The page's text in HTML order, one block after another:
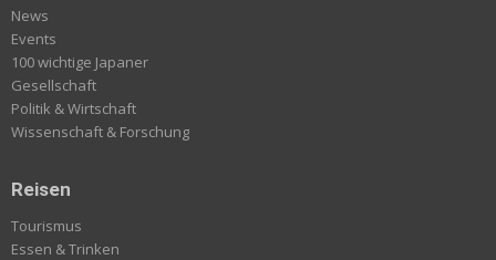
News
Events
100 wichtige Japaner
Gesellschaft
Politik & Wirtschaft
Wissenschaft & Forschung
Reisen
Tourismus
Essen & Trinken